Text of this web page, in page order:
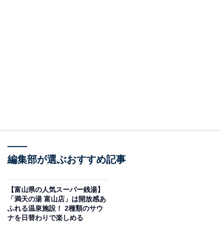
今朝のみたまの湯。2025.10.28.AM8:00撮影。
— みたまの湯【公式】 (@mitamanoyu)
October 28, 2025
編集部が選ぶおすすめ記事
【富山県の人気スーパー銭湯】
「満天の湯 富山店」は開放感あ
ふれる温泉施設！ 2種類のサウ
ナを日替わりで楽しめる